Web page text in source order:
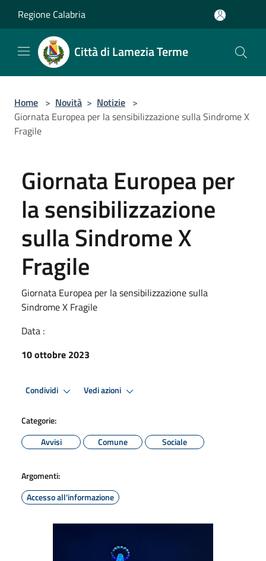
Regione Calabria
Città di Lamezia Terme
Home > Novità > Notizie >
Giornata Europea per la sensibilizzazione sulla Sindrome X
Fragile
Giornata Europea per
la sensibilizzazione
sulla Sindrome X
Fragile
Giornata Europea per la sensibilizzazione sulla
Sindrome X Fragile
Data :
10 ottobre 2023
Condividi Vedi azioni
Categorie:
Avvisi
Comune Sociale
Argomenti:
Accesso all'informazione